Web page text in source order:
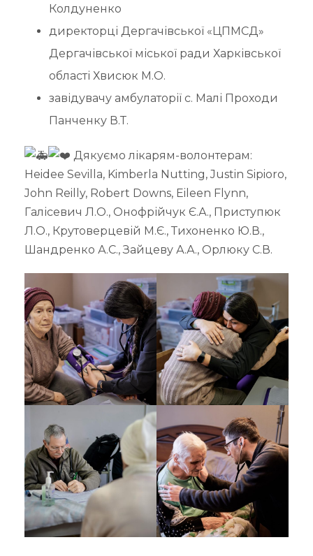
Колдуненко
директорці Дергачівської «ЦПМСД»
Дергачівської міської ради Харківської
області Хвисюк М.О.
завідувачу амбулаторії с. Малі Проходи
Панченку В.Т.
Дякуємо лікарям-волонтерам:
Heidee Sevilla, Kimberla Nutting, Justin Sipioro,
John Reilly, Robert Downs, Eileen Flynn,
Галісевич Л.О., Онофрійчук Є.А., Приступюк
Л.О., Крутоверцевій М.Є., Тихоненко Ю.В.,
Шандренко А.С., Зайцеву А.А., Орлюку С.В.